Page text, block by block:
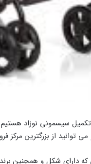
تکمیل سیسمونی نوزاد
توانید از بزرگترین مرکز
که دارای شکل و همچنین